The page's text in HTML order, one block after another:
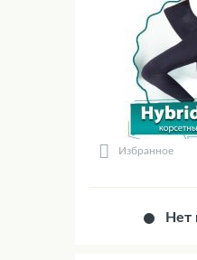
Избранное
Нет